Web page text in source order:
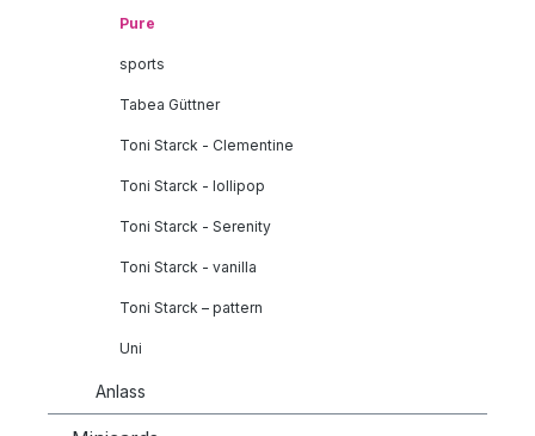
Pure
sports
Tabea Güttner
Toni Starck - Clementine
Toni Starck - lollipop
Toni Starck - Serenity
Toni Starck - vanilla
Toni Starck – pattern
Uni
Anlass